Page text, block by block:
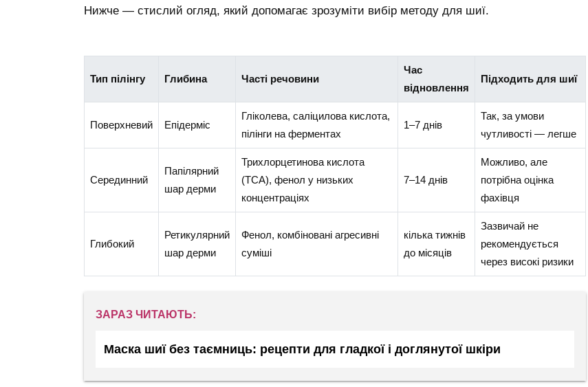
Нижче — стислий огляд, який допомагає зрозуміти вибір методу для шиї.
Тип пілінгу Глибина Часті речовини
Час
відновлення
Підходить для шиї
Поверхневий Епідерміс
Гліколева, саліцилова кислота,
пілінги на ферментах
1–7 днів
Так, за умови
чутливості — легше
Серединний
Папілярний
шар дерми
Трихлорцетинова кислота
(TCA), фенол у низьких
концентраціях
7–14 днів
Можливо, але
потрібна оцінка
фахівця
Глибокий
Ретикулярний
шар дерми
Фенол, комбіновані агресивні
суміші
кілька тижнів
до місяців
Зазвичай не
рекомендується
через високі ризики
ЗАРАЗ ЧИТАЮТЬ:
Маска шиї без таємниць: рецепти для гладкої і доглянутої шкіри